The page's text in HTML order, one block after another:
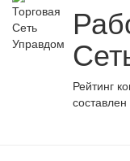
Рейтинг